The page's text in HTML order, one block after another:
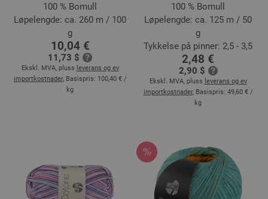
100 % Bomull
Løpelengde: ca. 260 m / 100
g
10,04 €
11,73 $
Ekskl. MVA, pluss leverans og ev
importkostnader, Basispris: 100,40 € /
kg
100 % Bomull
Løpelengde: ca. 125 m / 50
g
Tykkelse på pinner: 2,5 - 3,5
2,48 €
2,90 $
Ekskl. MVA, pluss leverans og ev
importkostnader, Basispris: 49,60 € /
kg